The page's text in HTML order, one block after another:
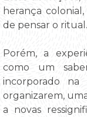
herança
de pensar o ritual.
Porém, a
como um
incorporado na
organizarem,
a novas